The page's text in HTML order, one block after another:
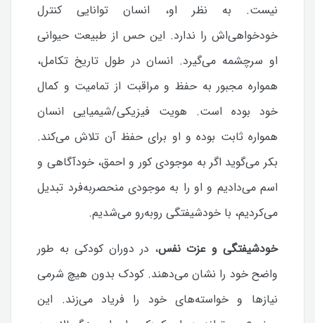
نیست. به نظر او، انسان توانایی کنترل
خودخواهی‌اش را ندارد. این حس از طبیعت حیوانی
او سرچشمه می‌گیرد. انسان در طول تاریخ تکامل،
همواره مجبور به حفظ و مراقبت از تمامیت و کمال
خود بوده است. هویت فیزیکی/شیمیایی انسان
همواره ثابت بوده و او برای حفظ آن تلاش می‌کند.
بکر می‌گوید اگر به موجودی کور و احمق، خودآگاهی و
اسم می‌دادیم و او را به موجودی منحصربه‌فرد تبدیل
می‌کردیم، با خودشیفتگی روبه‌رو می‌شدیم.
خودشیفتگی و عزت نفس، در دوران کودکی به طور
واضح خود را نشان می‌دهند. کودک بدون هیچ شرمی
نیازها و خواسته‌های خود را فریاد می‌زند. این